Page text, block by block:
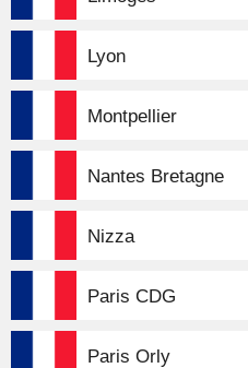
Lyon
Montpellier
Nantes Bretagne
Nizza
Paris CDG
Paris Orly